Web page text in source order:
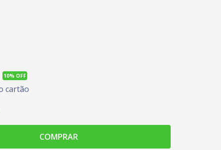
10% OFF
cartão
COMPRAR